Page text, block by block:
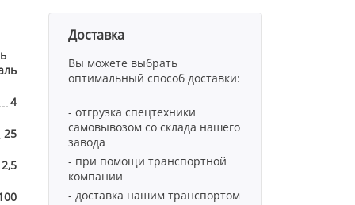
4
25
Доставка
Вы можете выбрать
оптимальный способ доставки:
- отгрузка спецтехники
самовывозом со склада нашего
завода
- при помощи транспортной
компании
- доставка нашим транспортом